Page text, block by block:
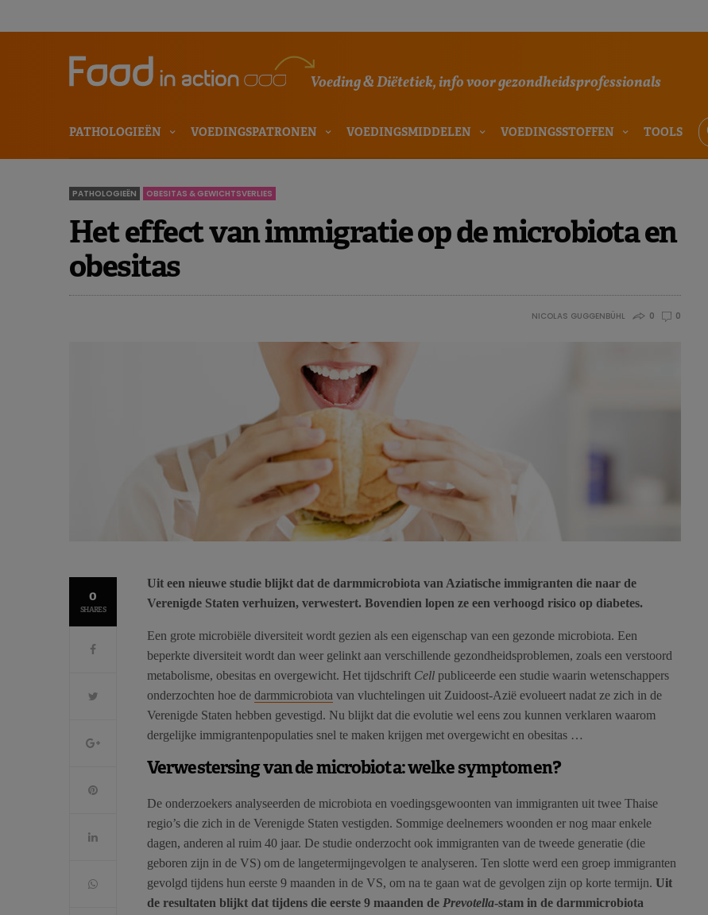
Voeding & Diëtetiek, info voor gezondheidsprofessionals
PATHOLOGIEËN VOEDINGSPATRONEN VOEDINGSMIDDELEN VOEDINGSSTOFFEN TOOLS
PATHOLOGIEËN OBESITAS & GEWICHTSVERLIES
Het effect van immigratie op de microbiota en
obesitas
NICOLAS GUGGENBÜHL 0 0
0
SHARES
Uit een nieuwe studie blijkt dat de darmmicrobiota van Aziatische immigranten die naar de
Verenigde Staten verhuizen, verwestert. Bovendien lopen ze een verhoogd risico op diabetes.
Een grote microbiële diversiteit wordt gezien als een eigenschap van een gezonde microbiota. Een
beperkte diversiteit wordt dan weer gelinkt aan verschillende gezondheidsproblemen, zoals een verstoord
metabolisme, obesitas en overgewicht. Het tijdschrift Cell publiceerde een studie waarin wetenschappers
onderzochten hoe de darmmicrobiota van vluchtelingen uit Zuidoost-Azië evolueert nadat ze zich in de
Verenigde Staten hebben gevestigd. Nu blijkt dat die evolutie wel eens zou kunnen verklaren waarom
dergelijke immigrantenpopulaties snel te maken krijgen met overgewicht en obesitas …
Verwestersing van de microbiota: welke symptomen?
De onderzoekers analyseerden de microbiota en voedingsgewoonten van immigranten uit twee Thaise
regio’s die zich in de Verenigde Staten vestigden. Sommige deelnemers woonden er nog maar enkele
dagen, anderen al ruim 40 jaar. De studie onderzocht ook immigranten van de tweede generatie (die
geboren zijn in de VS) om de langetermijngevolgen te analyseren. Ten slotte werd een groep immigranten
gevolgd tijdens hun eerste 9 maanden in de VS, om na te gaan wat de gevolgen zijn op korte termijn. Uit
de resultaten blijkt dat tijdens die eerste 9 maanden de Prevotella-stam in de darmmicrobiota